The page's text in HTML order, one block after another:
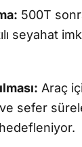
500T
seyahat
Araç
sefer